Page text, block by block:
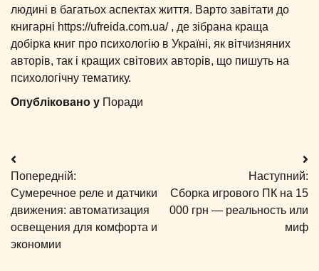
людині в багатьох аспектах життя. Варто завітати до
книгарні https://ufreida.com.ua/ , де зібрана краща
добірка книг про психологію в Україні, як вітчизняних
авторів, так і кращих світових авторів, що пишуть на
психологічну тематику.
Опубліковано у Поради
Навігація
записів
Попередній:
Сумеречное реле и датчики
движения: автоматизация
освещения для комфорта и
экономии
Наступний:
Сборка игрового ПК на 15
000 грн — реальность или
миф